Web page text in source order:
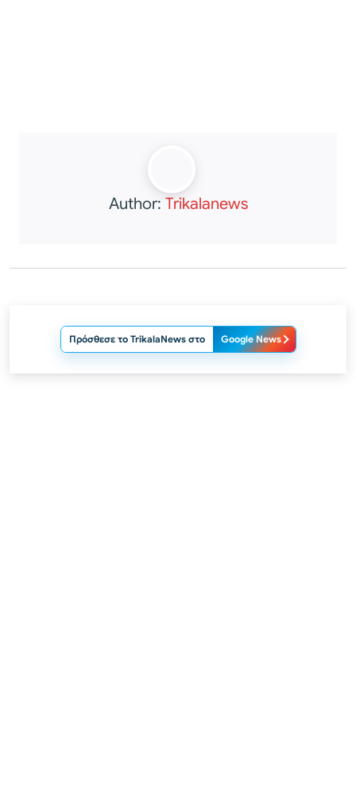
Author: Trikalanews
Πρόσθεσε το TrikalaNews στο Google News